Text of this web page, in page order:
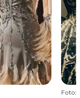
Foto: